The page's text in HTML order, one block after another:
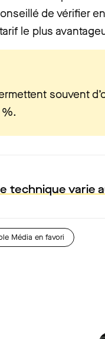
de vérifier
le plus
souvent
%.
technique varie
Média en favori